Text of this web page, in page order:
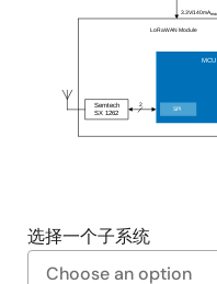
MCU
3.3V/140mAmax
LoRaWAN Module
SPI
Semtech
SX 1262
2
选择一个子系统